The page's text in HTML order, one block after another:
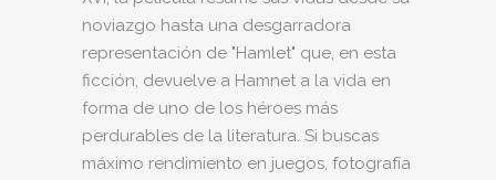
noviazgo hasta una desgarradora
representación de "Hamlet" que, en esta
ficción, devuelve a Hamnet a la vida en
forma de uno de los héroes más
perdurables de la literatura. Si buscas
máximo rendimiento en juegos, fotografía